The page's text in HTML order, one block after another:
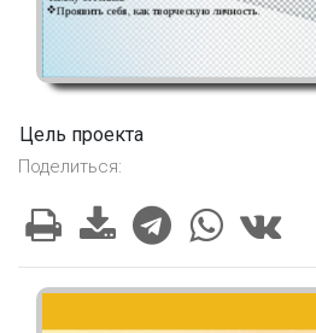
Цель проекта
Поделиться: